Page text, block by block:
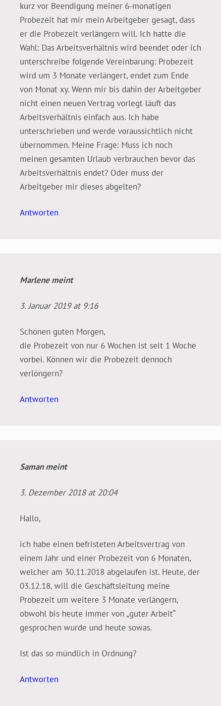
kurz vor Beendigung meiner 6-monatigen
Probezeit hat mir mein Arbeitgeber gesagt, dass
er die Probezeit verlängern will. Ich hatte die
Wahl: Das Arbeitsverhältnis wird beendet oder ich
unterschreibe folgende Vereinbarung: Probezeit
wird um 3 Monate verlängert, endet zum Ende
von Monat xy. Wenn mir bis dahin der Arbeitgeber
nicht einen neuen Vertrag vorlegt läuft das
Arbeitsverhältnis einfach aus. Ich habe
unterschrieben und werde voraussichtlich nicht
übernommen. Meine Frage: Muss ich noch
meinen gesamten Urlaub verbrauchen bevor das
Arbeitsverhältnis endet? Oder muss der
Arbeitgeber mir dieses abgelten?
Antworten
Marlenemeint
3. Januar 2019 at 9:16
Schönen guten Morgen,
die Probezeit von nur 6 Wochen ist seit 1 Woche
vorbei. Können wir die Probezeit dennoch
verlöngern?
Antworten
Samanmeint
3. Dezember 2018 at 20:04
Hallo,
ich habe einen befristeten Arbeitsvertrag von
einem Jahr und einer Probezeit von 6 Monaten,
welcher am 30.11.2018 abgelaufen ist. Heute, der
03.12.18, will die Geschäftsleitung meine
Probezeit um weitere 3 Monate verlängern,
obwohl bis heute immer von „guter Arbeit“
gesprochen wurde und heute sowas.
Ist das so mündlich in Ordnung?
Antworten